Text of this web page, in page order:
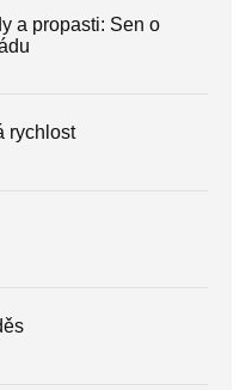
a propasti: Sen o
rychlost